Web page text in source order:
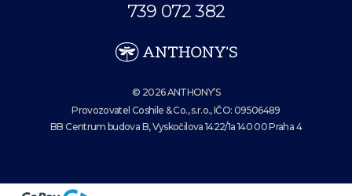
739 072 382
© 2026 ANTHONY’S
Provozovatel Coshile & Co., s.r.o., IČO: 09506489
BB Centrum budova B, Vyskočilova 1422/1a 140 00 Praha 4